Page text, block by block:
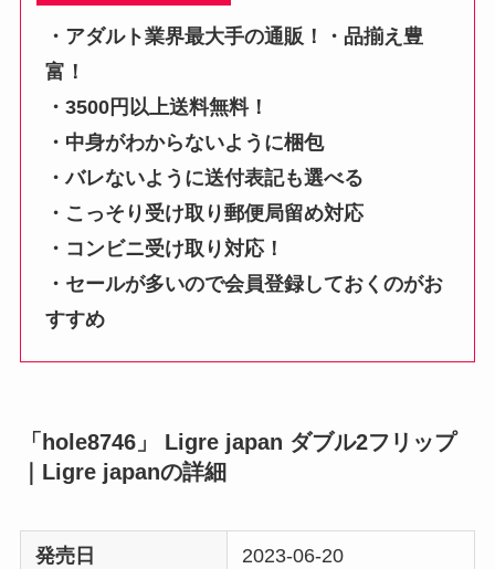
・アダルト業界最大手の通販！・品揃え豊
富！
・3500円以上送料無料！
・中身がわからないように梱包
・バレないように送付表記も選べる
・こっそり受け取り郵便局留め対応
・コンビニ受け取り対応！
・セールが多いので会員登録しておくのがお
すすめ
「hole8746」 Ligre japan ダブル2フリップ
｜Ligre japanの詳細
発売日 2023-06-20